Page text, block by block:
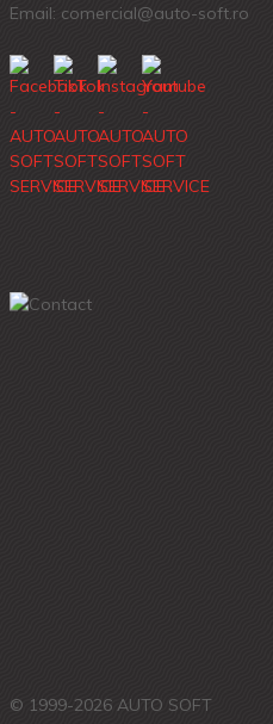
Email: comercial@auto-soft.ro
© 1999-2026 AUTO SOFT